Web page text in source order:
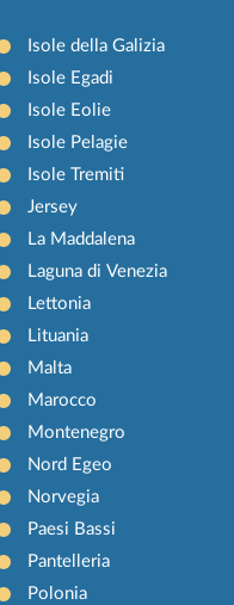
Isole della Galizia
Isole Egadi
Isole Eolie
Isole Pelagie
Isole Tremiti
Jersey
La Maddalena
Laguna di Venezia
Lettonia
Lituania
Malta
Marocco
Montenegro
Nord Egeo
Norvegia
Paesi Bassi
Pantelleria
Polonia